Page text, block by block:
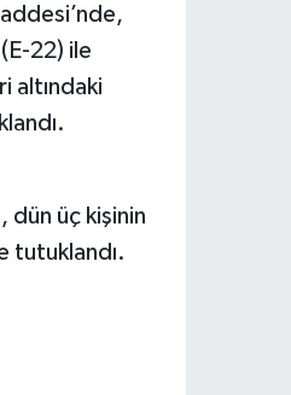
22) ile
altındaki
üç kişinin
tutuklandı.